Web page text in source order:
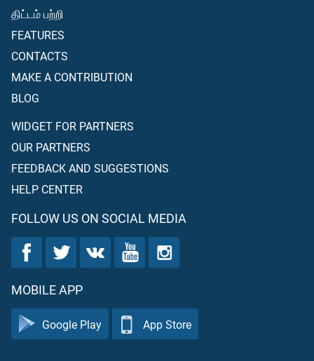
திட்டம் பற்றி
FEATURES
CONTACTS
MAKE A CONTRIBUTION
BLOG
WIDGET FOR PARTNERS
OUR PARTNERS
FEEDBACK AND SUGGESTIONS
HELP CENTER
FOLLOW US ON SOCIAL MEDIA
MOBILE APP
Google Play App Store